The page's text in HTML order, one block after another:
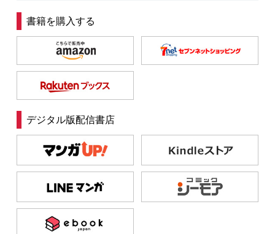
書籍を購入する
デジタル版配信書店